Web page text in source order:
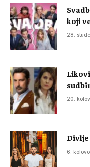
koji
28.
20.
Divlje
6.